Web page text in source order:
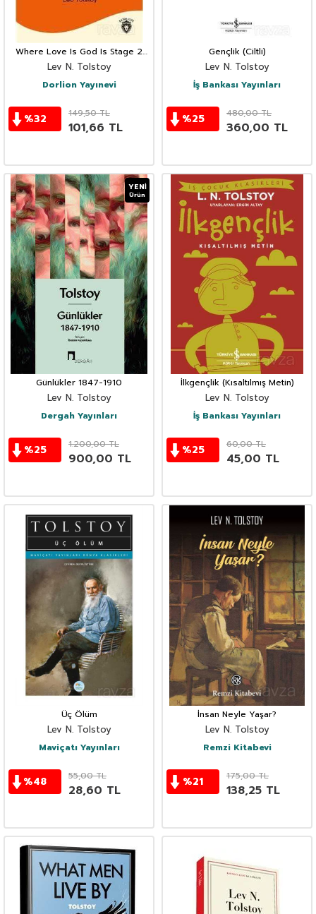
Where Love Is God Is Stage 2
İngilizce Hikaye (Alıştırma ve
Sözlük İlaveli)
Lev N. Tolstoy
Dorlion Yayınevi
%32 149,50TL
101,66 TL
Gençlik (Ciltli)
Lev N. Tolstoy
İş Bankası Yayınları
%25 480,00TL
360,00 TL
YENI
Ürün
Günlükler 1847-1910
Lev N. Tolstoy
Dergah Yayınları
%25 1.200,00TL
900,00 TL
İlkgençlik (Kısaltılmış Metin)
Lev N. Tolstoy
İş Bankası Yayınları
%25 60,00TL
45,00 TL
Üç Ölüm
Lev N. Tolstoy
Maviçatı Yayınları
%48 55,00TL
28,60 TL
İnsan Neyle Yaşar?
Lev N. Tolstoy
Remzi Kitabevi
%21 175,00TL
138,25 TL